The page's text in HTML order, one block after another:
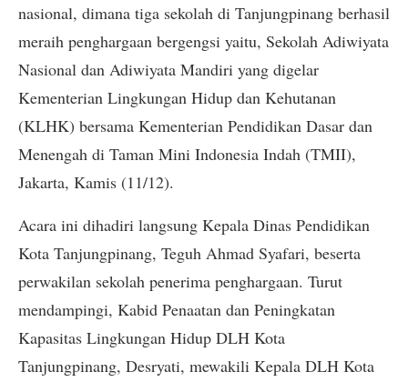
nasional, dimana tiga sekolah di Tanjungpinang berhasil
meraih penghargaan bergengsi yaitu, Sekolah Adiwiyata
Nasional dan Adiwiyata Mandiri yang digelar
Kementerian Lingkungan Hidup dan Kehutanan
(KLHK) bersama Kementerian Pendidikan Dasar dan
Menengah di Taman Mini Indonesia Indah (TMII),
Jakarta, Kamis (11/12).
Acara ini dihadiri langsung Kepala Dinas Pendidikan
Kota Tanjungpinang, Teguh Ahmad Syafari, beserta
perwakilan sekolah penerima penghargaan. Turut
mendampingi, Kabid Penaatan dan Peningkatan
Kapasitas Lingkungan Hidup DLH Kota
Tanjungpinang, Desryati, mewakili Kepala DLH Kota